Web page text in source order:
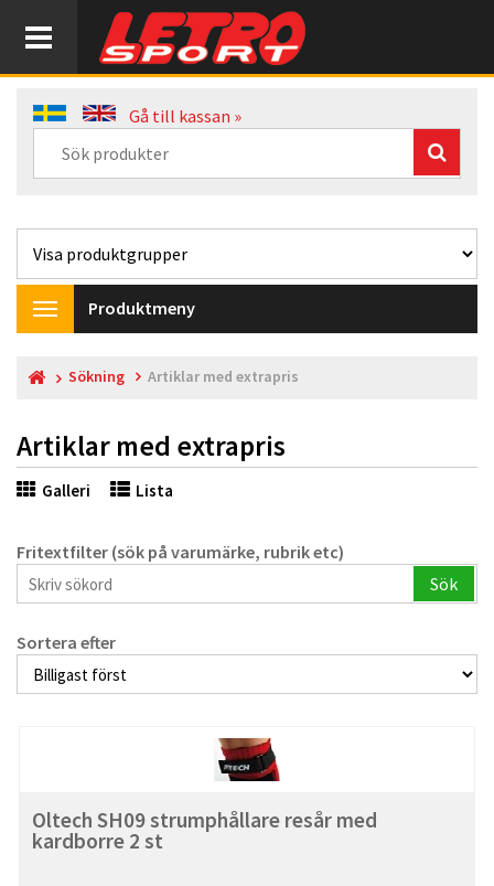
Gå till kassan »
Toggle
navigation
Produktmeny
Sökning Artiklar med extrapris
Artiklar med extrapris
Galleri Lista
Fritextfilter (sök på varumärke, rubrik etc)
Sök
Sortera efter
Oltech SH09 strumphållare resår med
kardborre 2 st